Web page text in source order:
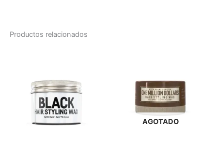
Productos relacionados
AGOTADO